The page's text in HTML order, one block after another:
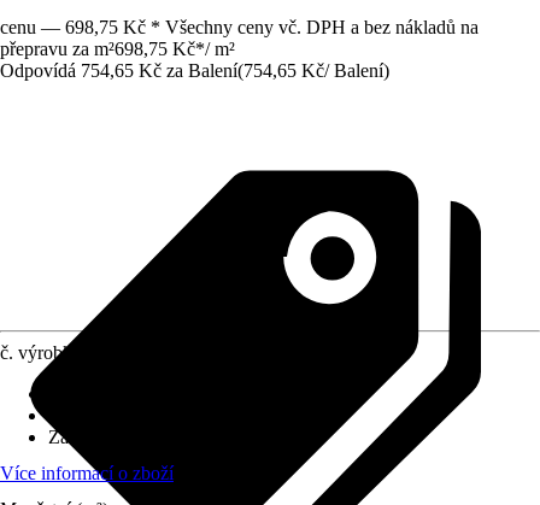
cenu — 698,75 Kč * Všechny ceny vč. DPH a bez nákladů na
přepravu za m²698,75 Kč*/ m²
Odpovídá 754,65 Kč za Balení(754,65 Kč/ Balení)
č. výrobku
Základní barva
Více informací o zboží